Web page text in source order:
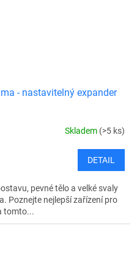
- nastavitelný expander
Skladem (>5 ks)
DETAIL
pevné tělo a velké svaly
Poznejte nejlepší zařízení pro
tomto...